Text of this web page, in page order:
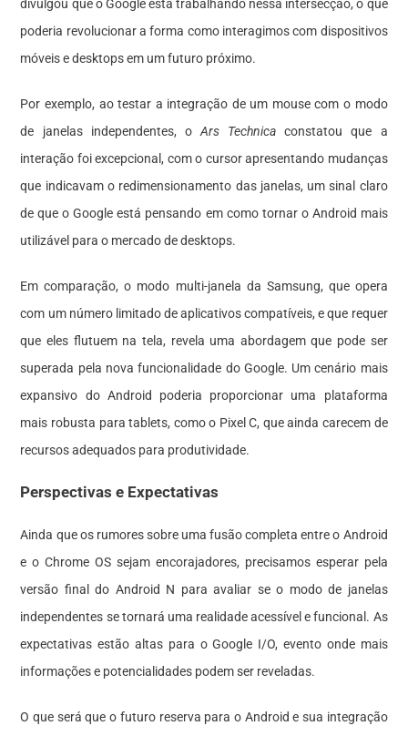
divulgou que o Google está trabalhando nessa intersecção, o que
poderia revolucionar a forma como interagimos com dispositivos
móveis e desktops em um futuro próximo.
Por exemplo, ao testar a integração de um mouse com o modo
de janelas independentes, oArs Technica constatou que a
interação foi excepcional, com o cursor apresentando mudanças
que indicavam o redimensionamento das janelas, um sinal claro
de que o Google está pensando em como tornar o Android mais
utilizável para o mercado de desktops.
Em comparação, o modo multi-janela da Samsung, que opera
com um número limitado de aplicativos compatíveis, e que requer
que eles flutuem na tela, revela uma abordagem que pode ser
superada pela nova funcionalidade do Google. Um cenário mais
expansivo do Android poderia proporcionar uma plataforma
mais robusta para tablets, como o Pixel C, que ainda carecem de
recursos adequados para produtividade.
Perspectivas e Expectativas
Ainda que os rumores sobre uma fusão completa entre o Android
e o Chrome OS sejam encorajadores, precisamos esperar pela
versão final do Android N para avaliar se o modo de janelas
independentes se tornará uma realidade acessível e funcional. As
expectativas estão altas para o Google I/O, evento onde mais
informações e potencialidades podem ser reveladas.
O que será que o futuro reserva para o Android e sua integração